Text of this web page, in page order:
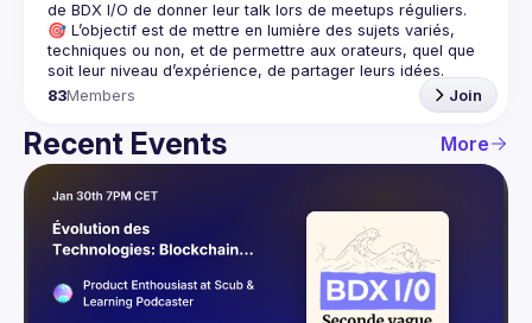
de BDX I/O de donner leur talk lors de meetups réguliers.
🎯 L’objectif est de mettre en lumière des sujets variés,
techniques ou non, et de permettre aux orateurs, quel que
83Members Join
Recent Events More